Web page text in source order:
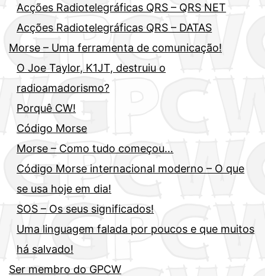
Acções Radiotelegráficas QRS – QRS NET
Acções Radiotelegráficas QRS – DATAS
Morse – Uma ferramenta de comunicação!
O Joe Taylor, K1JT, destruiu o
radioamadorismo?
Porquê CW!
Código Morse
Morse – Como tudo começou…
Código Morse internacional moderno – O que
se usa hoje em dia!
SOS – Os seus significados!
Uma linguagem falada por poucos e que muitos
há salvado!
Ser membro do GPCW